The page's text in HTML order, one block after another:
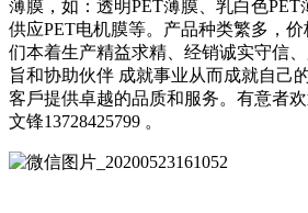
薄膜，如：透明PET薄膜、乳白色PET
供应PET电机膜等。产品种类繁多，
们本着生产精益求精、经销诚实守信
旨和协助伙伴 成就事业从而成就自己
客戶提供卓越的品质和服务。有意者
文锋13728425799 。